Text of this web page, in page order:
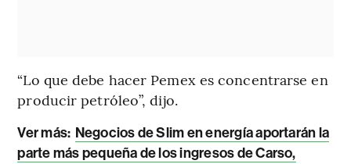
“Lo que debe hacer Pemex es concentrarse en
producir petróleo”, dijo.
Ver más: Negocios de Slim en energía aportarán la
parte más pequeña de los ingresos de Carso,